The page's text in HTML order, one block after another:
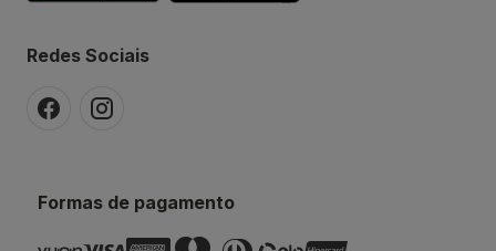
Redes Sociais
Formas de pagamento